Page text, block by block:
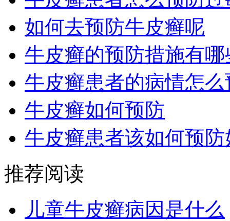
如何去预防牛皮癣呢
牛皮癣的预防措施有
牛皮癣患者的病情怎么
牛皮癣如何预防
牛皮癣患者该如何预防
推荐阅读
儿童牛皮癣病因是什么